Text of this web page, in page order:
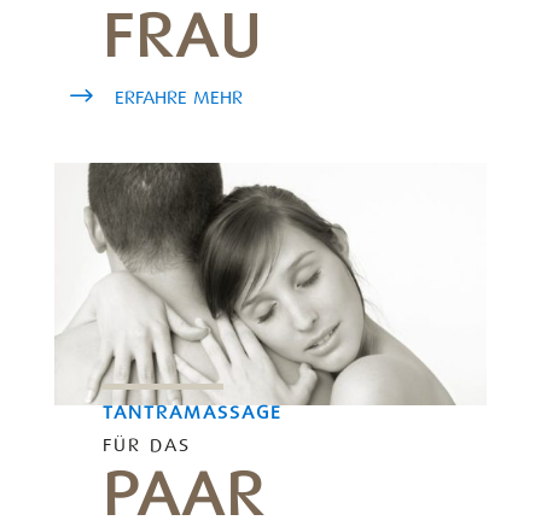
FRAU
ERFAHRE MEHR
TANTRAMASSAGE
FÜR DAS
PAAR